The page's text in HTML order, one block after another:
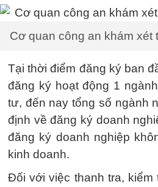
Cơ quan công an khám xét
Tại thời điểm đăng ký ban
đăng ký hoạt động 1
tư, đến nay tổng số ngành
định về đăng ký doanh
đăng ký doanh nghiệp
kinh doanh.
Đối với việc thanh tra, kiểm